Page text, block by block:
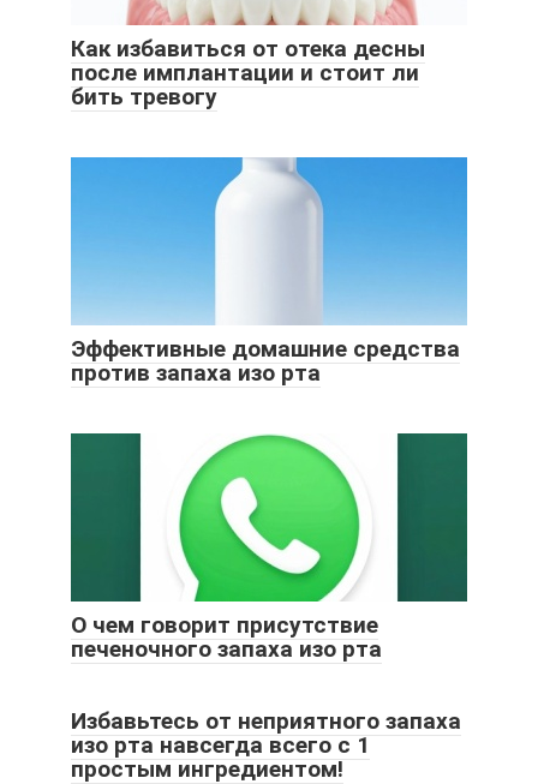
Как избавиться от отека десны
после имплантации и стоит ли
бить тревогу
Эффективные домашние средства
против запаха изо рта
О чем говорит присутствие
печеночного запаха изо рта
Избавьтесь от неприятного запаха
изо рта навсегда всего с 1
простым ингредиентом!